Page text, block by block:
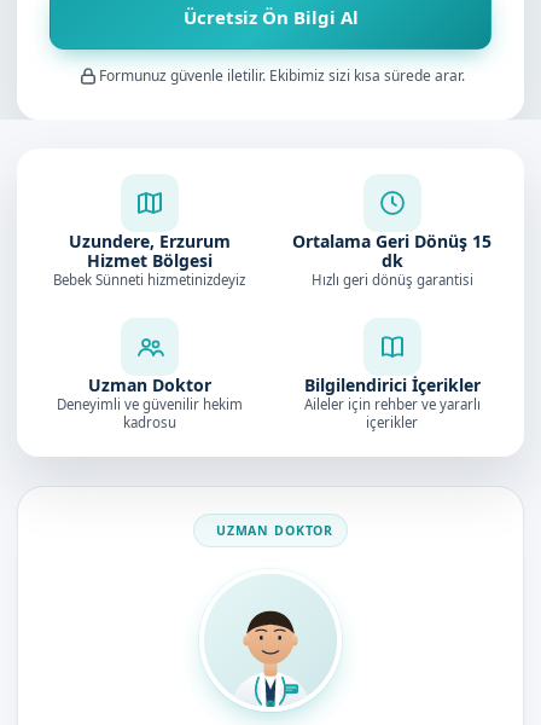
Ücretsiz Ön Bilgi Al
Formunuz güvenle iletilir. Ekibimiz sizi kısa sürede arar.
Uzundere, Erzurum
Hizmet Bölgesi
Bebek Sünneti hizmetinizdeyiz
Ortalama Geri Dönüş 15
dk
Hızlı geri dönüş garantisi
Uzman Doktor
Deneyimli ve güvenilir hekim
kadrosu
Bilgilendirici İçerikler
Aileler için rehber ve yararlı
içerikler
Doktorumuz